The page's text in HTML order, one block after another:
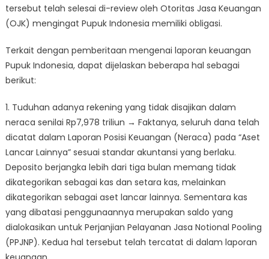
tersebut telah selesai di-review oleh Otoritas Jasa Keuangan
(OJK) mengingat Pupuk Indonesia memiliki obligasi.
Terkait dengan pemberitaan mengenai laporan keuangan
Pupuk Indonesia, dapat dijelaskan beberapa hal sebagai
berikut:
1.⁠ ⁠Tuduhan adanya rekening yang tidak disajikan dalam
neraca senilai Rp7,978 triliun → Faktanya, seluruh dana telah
dicatat dalam Laporan Posisi Keuangan (Neraca) pada “Aset
Lancar Lainnya” sesuai standar akuntansi yang berlaku.
Deposito berjangka lebih dari tiga bulan memang tidak
dikategorikan sebagai kas dan setara kas, melainkan
dikategorikan sebagai aset lancar lainnya. Sementara kas
yang dibatasi penggunaannya merupakan saldo yang
dialokasikan untuk Perjanjian Pelayanan Jasa Notional Pooling
(PPJNP). Kedua hal tersebut telah tercatat di dalam laporan